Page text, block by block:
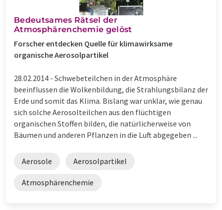
Bedeutsames Rätsel der
Atmosphärenchemie gelöst
Forscher entdecken Quelle für klimawirksame
organische Aerosolpartikel
28.02.2014 - Schwebeteilchen in der Atmosphäre
beeinflussen die Wolkenbildung, die Strahlungsbilanz der
Erde und somit das Klima. Bislang war unklar, wie genau
sich solche Aerosolteilchen aus den flüchtigen
organischen Stoffen bilden, die natürlicherweise von
Bäumen und anderen Pflanzen in die Luft abgegeben ...
Aerosole Aerosolpartikel
Atmosphärenchemie